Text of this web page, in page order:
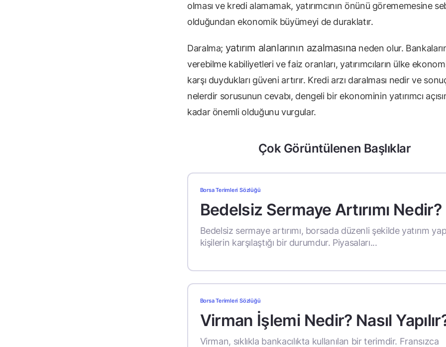
olması ve kredi alamamak, yatırımcının önünü görememesine
olduğundan ekonomik büyümeyi de duraklatır.
Daralma; yatırım alanlarının azalmasına neden olur.
verebilme kabiliyetleri ve faiz oranları, yatırımcıların ülke
karşı duydukları güveni artırır. Kredi arzı daralması nedir ve
nelerdir sorusunun cevabı, dengeli bir ekonominin yatırımcı
kadar önemli olduğunu vurgular.
Çok Görüntülenen Başlıklar
Borsa Terimleri Sözlüğü
Bedelsiz Sermaye Artırımı Nedir?
Bedelsiz sermaye artırımı, borsada düzenli şekilde yatırım
kişilerin karşılaştığı bir durumdur. Piyasaları...
Borsa Terimleri Sözlüğü
Virman İşlemi Nedir? Nasıl
Virman, sıklıkla bankacılıkta kullanılan bir terimdir. Fransızca